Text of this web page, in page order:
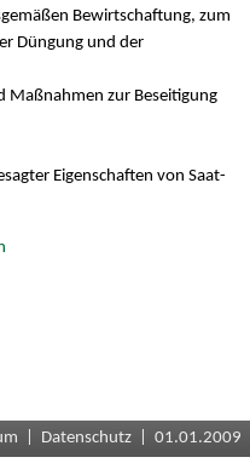
Bewirtschaftung, zum
Düngung und der
Maßnahmen zur Beseitigung
Eigenschaften von Saat-
Datenschutz | 01.01.2009